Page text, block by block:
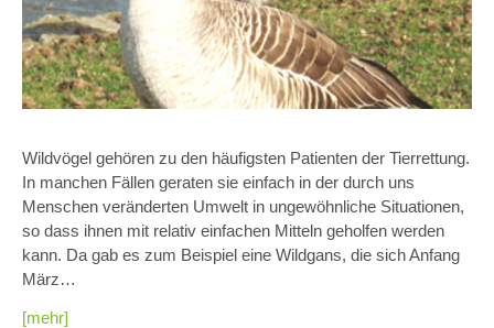
Wildvögel gehören zu den häufigsten Patienten der Tierrettung.
In manchen Fällen geraten sie einfach in der durch uns
Menschen veränderten Umwelt in ungewöhnliche Situationen,
so dass ihnen mit relativ einfachen Mitteln geholfen werden
kann. Da gab es zum Beispiel eine Wildgans, die sich Anfang
März…
[mehr]